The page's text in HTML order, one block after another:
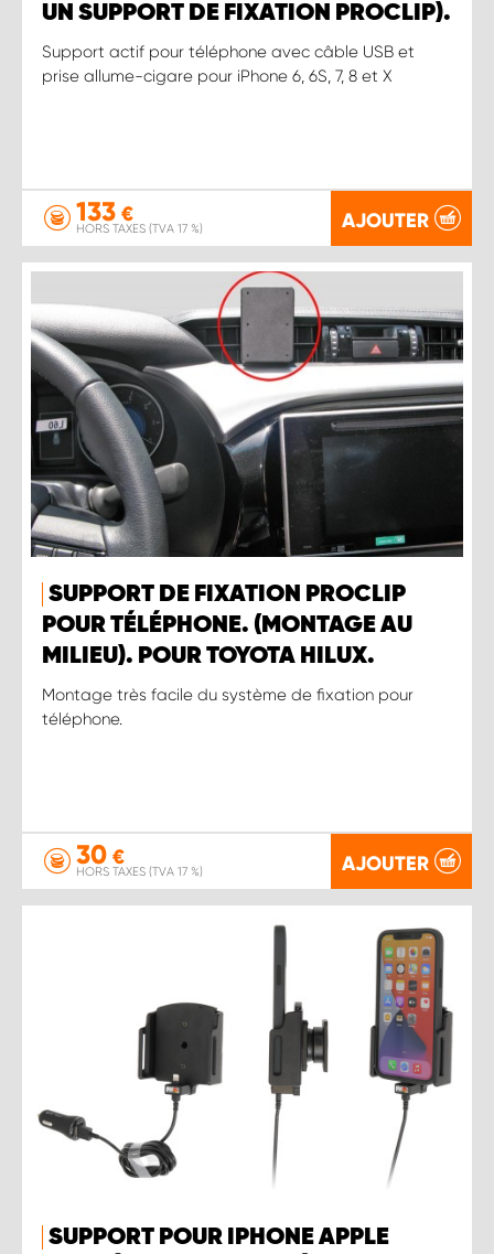
UN SUPPORT DE FIXATION PROCLIP).
Support actif pour téléphone avec câble USB et
prise allume-cigare pour iPhone 6, 6S, 7, 8 et X
133 €
HORS TAXES (TVA 17 %) AJOUTER
SUPPORT DE FIXATION PROCLIP
POUR TÉLÉPHONE. (MONTAGE AU
MILIEU). POUR TOYOTA HILUX.
Montage très facile du système de fixation pour
téléphone.
30 €
HORS TAXES (TVA 17 %) AJOUTER
SUPPORT POUR IPHONE APPLE